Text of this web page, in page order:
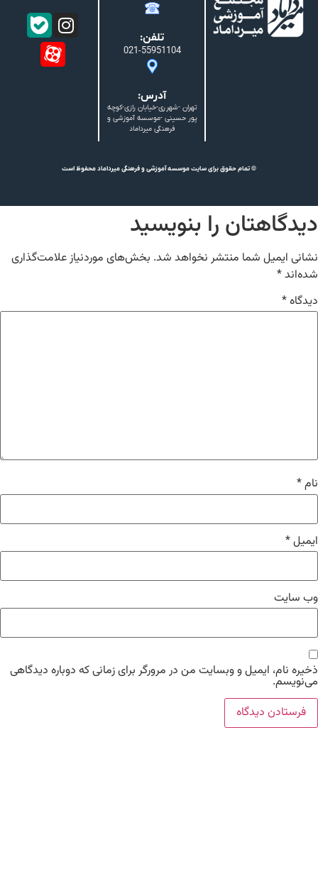
تلفن:
021-55951104
آدرس:
تهران -شهرری-خیابان رازی-کوچه
پور حسینی -موسسه آموزشی و
فرهنگی میرداماد
© تمام حقوق برای سایت موسسه آموزشی و فرهنگی میرداماد محفوظ است
را بنویسید
ایمیل شما منتشر نخواهد شد.بخش‌های موردنیاز علامت‌گذاری
*
*
*
*
نام، ایمیل و وبسایت من در مرورگر برای زمانی که دوباره دیدگاهی